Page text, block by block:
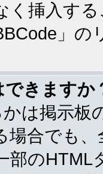
く挿入す
」
できますか
は掲示板
場合でも
部の